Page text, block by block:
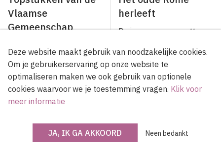
Vlaamse
Gemeenschap
Moretus bewaart een
waardevolle collectie
zeventiende-eeuwse
tekeningen, waarvan er
heel wat prijken op de
Vlaamse Gemeenschap.
herleeft
De immense maquette
voor vele generaties het
hoogtepunt van elk
schoolbezoek aan het
Museum Kunst &
Jaarlijks komen
tienduizenden kinderen en
Deze website maakt gebruik van noodzakelijke cookies.
Om je gebruikerservaring op onze website te
optimaliseren maken we ook gebruik van optionele
cookies waarvoor we je toestemming vragen. Klik voor
meer informatie
JA, IK GA AKKOORD Neen bedankt